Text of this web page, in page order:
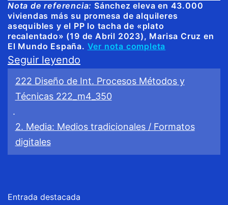
Nota de referencia: Sánchez eleva en 43.000
viviendas más su promesa de alquileres
asequibles y el PP lo tacha de «plato
recalentado» (19 de Abril 2023), Marisa Cruz en
El Mundo España. Ver nota completa
Seguir leyendo
2]
Wireframe
Mundo
222 Diseño de Int. Procesos Métodos y
Técnicas 222_m4_350
.
2. Media: Medios tradicionales / Formatos
digitales
Entrada destacada